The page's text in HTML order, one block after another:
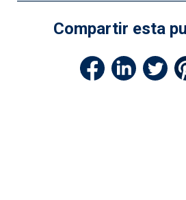
Compartir esta